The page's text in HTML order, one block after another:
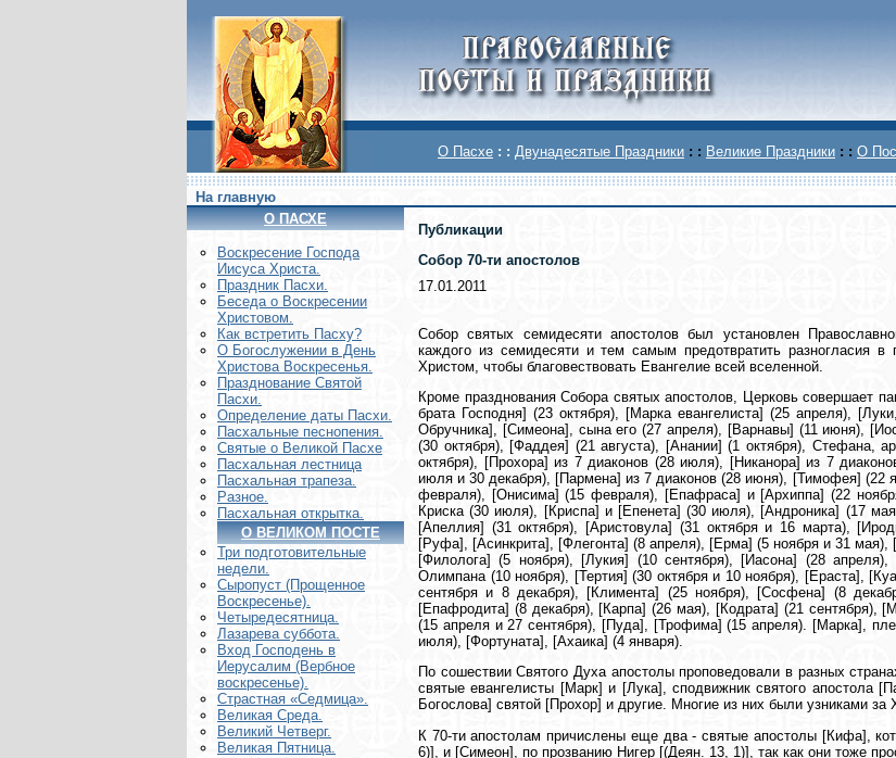
О Пасхе : : Двунадесятые Праздники : : Великие Праздники : : О
На главную
О ПАСХЕ
Воскреcение Господа
Иисуса Христа.
Праздник Пасхи.
Беседа о Воскресении
Христовом.
Как встретить Пасху?
О Богослужении в День
Христова Воскресенья.
Празднование Святой
Пасхи.
Определение даты Пасхи.
Пасхальные песнопения.
Святые о Великой Пасхе
Пасхальная лестница
Пасхальная трапеза.
Разное.
Пасхальная открытка.
О ВЕЛИКОМ ПОСТЕ
Три подготовительные
недели.
Сыропуст (Прощенное
Воскресенье).
Четыредесятница.
Лазарева суббота.
Вход Господень в
Иерусалим (Вербное
воскресенье).
Страстная «Седмица».
Великая Среда.
Великий Четверг.
Великая Пятница.
Публикации
Собор 70-ти апостолов
17.01.2011
Собор святых семидесяти апостолов был установлен
каждого из семидесяти и тем самым предотвратить разногласия
Христом, чтобы благовествовать Евангелие всей вселенной.
Кроме празднования Собора святых апостолов, Церковь совершает
брата Господня] (23 октября), [Марка евангелиста] (25 апреля),
Обручника], [Симеона], сына его (27 апреля), [Варнавы] (11 июня),
(30 октября), [Фаддея] (21 августа), [Анании] (1 октября), Стефана,
октября), [Прохора] из 7 диаконов (28 июля), [Никанора] из 7
июля и 30 декабря), [Пармена] из 7 диаконов (28 июня), [Тимофея] (22
февраля), [Онисима] (15 февраля), [Епафраса] и [Архиппа] (22
Криска (30 июля), [Криспа] и [Епенета] (30 июля), [Андроника] (17
[Апеллия] (31 октября), [Аристовула] (31 октября и 16 марта),
[Руфа], [Асинкрита], [Флегонта] (8 апреля), [Ерма] (5 ноября и 31 мая),
[Филолога] (5 ноября), [Лукия] (10 сентября), [Иасона] (28
Олимпана (10 ноября), [Тертия] (30 октября и 10 ноября), [Ераста],
сентября и 8 декабря), [Климента] (25 ноября), [Сосфена] (8
[Епафродита] (8 декабря), [Карпа] (26 мая), [Кодрата] (21 сентября),
(15 апреля и 27 сентября), [Пуда], [Трофима] (15 апреля). [Марка],
июля), [Фортуната], [Ахаика] (4 января).
По сошествии Святого Духа апостолы проповедовали в разных
святые евангелисты [Марк] и [Лука], сподвижник святого апостола
Богослова] святой [Прохор] и другие. Многие из них были узниками
К 70-ти апостолам причислены еще два - святые апостолы [Кифа],
6)], и [Симеон], по прозванию Нигер [(Деян. 13, 1)], так как они тоже